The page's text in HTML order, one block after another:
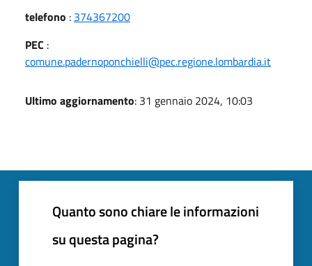
telefono : 374367200
PEC :
comune.padernoponchielli@pec.regione.lombardia.it
Ultimo aggiornamento: 31 gennaio 2024, 10:03
Quanto sono chiare le informazioni
su questa pagina?